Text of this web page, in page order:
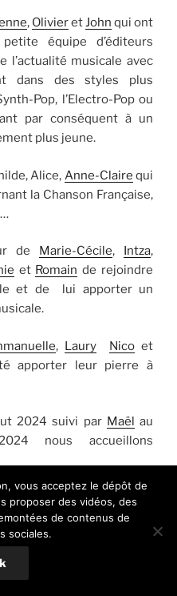
, OlivieretJohn qui ont
équipe d’éditeurs
l’actualité musicale avec
dans des styles plus
Pop, l’Electro-Pop ou
par conséquent à un
plus jeune.
Alice, Anne-Claire qui
la Chanson Française,
de Marie-Cécile, Intza,
et Romain de rejoindre
et de lui apporter un
, Laury Nicoet
apporter leur pierre à
2024 suivi par Maël au
nous accueillons
simplement vous faire
nos artistes
et en devenir…
vous acceptez le dépôt de
proposer des vidéos, des
de contenus de
sociales.